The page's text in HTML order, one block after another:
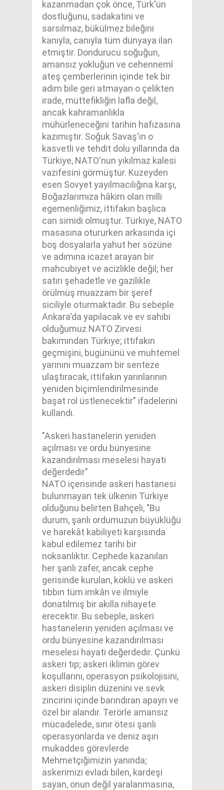
kazanmadan çok önce, Türk'ün
dostluğunu, sadakatini ve
sarsılmaz, bükülmez bileğini
kanıyla, canıyla tüm dünyaya ilan
etmiştir. Dondurucu soğuğun,
amansız yokluğun ve cehennemî
ateş çemberlerinin içinde tek bir
adım bile geri atmayan o çelikten
irade, müttefikliğin lafla değil,
ancak kahramanlıkla
mühürleneceğini tarihin hafızasına
kazımıştır. Soğuk Savaş'ın o
kasvetli ve tehdit dolu yıllarında da
Türkiye, NATO'nun yıkılmaz kalesi
vazifesini görmüştür. Kuzeyden
esen Sovyet yayılmacılığına karşı,
Boğazlarımıza hâkim olan milli
egemenliğimiz, ittifakın başlıca
can simidi olmuştur. Türkiye, NATO
masasına otururken arkasında içi
boş dosyalarla yahut her sözüne
ve adımına icazet arayan bir
mahcubiyet ve acizlikle değil; her
satırı şehadetle ve gazilikle
örülmüş muazzam bir şeref
siciliyle oturmaktadır. Bu sebeple
Ankara'da yapılacak ve ev sahibi
olduğumuz NATO Zirvesi
bakımından Türkiye; ittifakın
geçmişini, bugününü ve muhtemel
yarınını muazzam bir senteze
ulaştıracak, ittifakın yarınlarının
yeniden biçimlendirilmesinde
başat rol üstlenecektir" ifadelerini
kullandı.
"Askeri hastanelerin yeniden
açılması ve ordu bünyesine
kazandırılması meselesi hayati
değerdedir"
NATO içerisinde askeri hastanesi
bulunmayan tek ülkenin Türkiye
olduğunu belirten Bahçeli, "Bu
durum, şanlı ordumuzun büyüklüğü
ve harekât kabiliyeti karşısında
kabul edilemez tarihi bir
noksanlıktır. Cephede kazanılan
her şanlı zafer, ancak cephe
gerisinde kurulan, köklü ve askeri
tıbbın tüm imkân ve ilmiyle
donatılmış bir akılla nihayete
erecektir. Bu sebeple, askeri
hastanelerin yeniden açılması ve
ordu bünyesine kazandırılması
meselesi hayati değerdedir. Çünkü
askeri tıp; askeri iklimin görev
koşullarını, operasyon psikolojisini,
askeri disiplin düzenini ve sevk
zincirini içinde barındıran apayrı ve
özel bir alandır. Terörle amansız
mücadelede, sınır ötesi şanlı
operasyonlarda ve deniz aşırı
mukaddes görevlerde
Mehmetçiğimizin yanında;
askerimizi evladı bilen, kardeşi
sayan, onun değil yaralanmasına,